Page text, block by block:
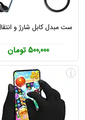
ست مبدل کابل شارژ و
500,000 تومان
i